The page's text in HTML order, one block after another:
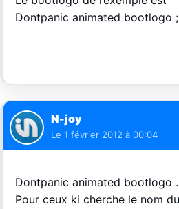
Dontpanic animated bootlogo
N-joy
Le 1 février 2012 à 00:04
Dontpanic animated bootlogo
Pour ceux ki cherche le nom